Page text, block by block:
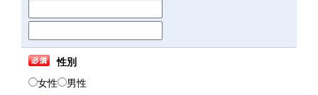
性別
女性
男性